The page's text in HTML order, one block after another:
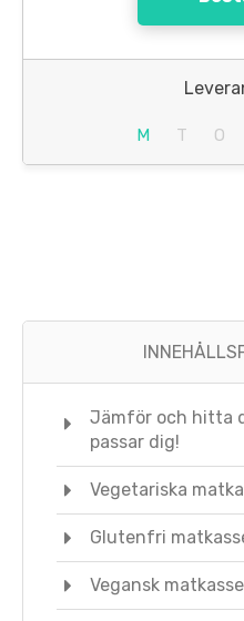
M T O
Jämför och hitta
passar dig!
Vegetariska
Glutenfri
Vegansk matkasse